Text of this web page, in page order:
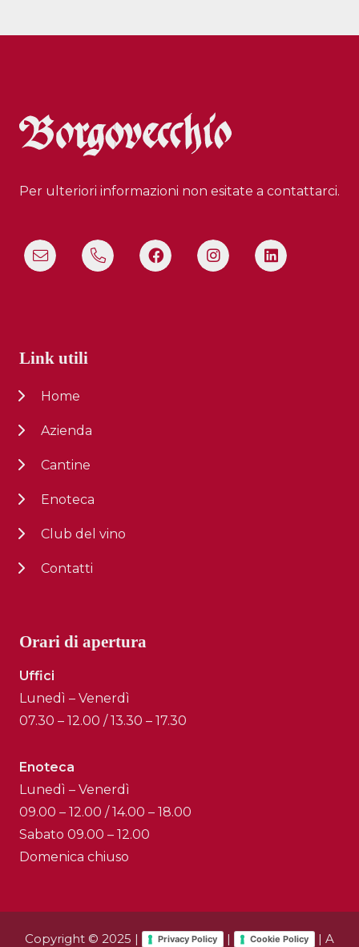
Per ulteriori informazioni non esitate a contattarci.
Link utili
Home
Azienda
Cantine
Enoteca
Club del vino
Contatti
Orari di apertura
Uffici
Lunedì – Venerdì
07.30 – 12.00 / 13.30 – 17.30
Enoteca
Lunedì – Venerdì
09.00 – 12.00 / 14.00 – 18.00
Sabato 09.00 – 12.00
Domenica chiuso
Copyright © 2025 | Privacy Policy | Cookie Policy | A